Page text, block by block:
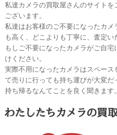
私達カメラの買取屋さんのサイトを
ございます。
私達はお客様のご不要になったカメ
も高く、どこよりも丁寧に、査定い
もしご不要になったカメラがご自
けください。
実際不用になったカメラはスペー
て売りに行っても持ち運びが大変
持ち帰るなんてことを良く聞きます。